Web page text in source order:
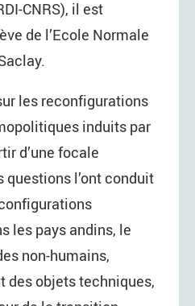
CNRS), il est
de l’Ecole Normale
les reconfigurations
induits par
d’une focale
questions l’ont conduit
les pays andins, le
non-humains,
des objets techniques,